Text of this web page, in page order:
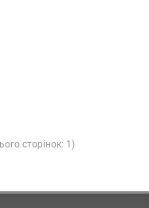
сторінок: 1)